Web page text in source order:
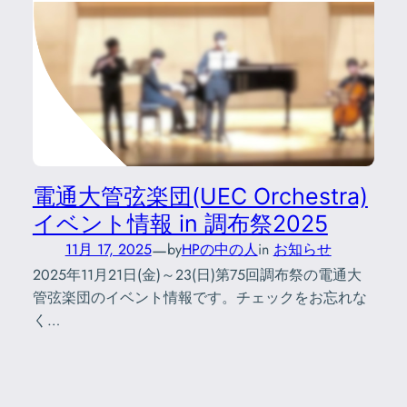
電通大管弦楽団(UEC Orchestra)
イベント情報 in 調布祭2025
11月 17, 2025—byHPの中の人in お知らせ
2025年11月21日(金)～23(日)第75回調布祭の電通大
管弦楽団のイベント情報です。チェックをお忘れな
く…